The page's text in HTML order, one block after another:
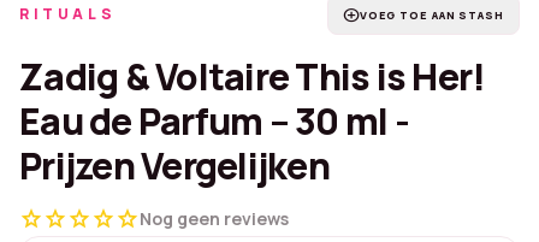
RITUALS add_circleVOEG TOE AAN STASH
Zadig & Voltaire This is Her!
Eau de Parfum – 30 ml -
Prijzen Vergelijken
starstarstarstarstarNog geen reviews